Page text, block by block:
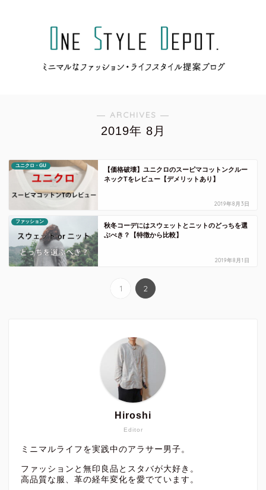
― ARCHIVES ―
2019年 8月
ユニクロ・GU
【価格破壊】ユニクロのスーピマコットンクルー
ネックTをレビュー【デメリットあり】
2019年8月3日
ファッション
秋冬コーデにはスウェットとニットのどっちを選
ぶべき？【特徴から比較】
2019年8月1日
1 2
Editor
Hiroshi
ミニマルライフを実践中のアラサー男子。
ファッションと無印良品とスタバが大好き。
高品質な服、革の経年変化を愛でています。